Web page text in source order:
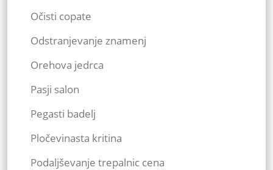
Očisti copate
Odstranjevanje znamenj
Orehova jedrca
Pasji salon
Pegasti badelj
Pločevinasta kritina
Podaljševanje trepalnic cena